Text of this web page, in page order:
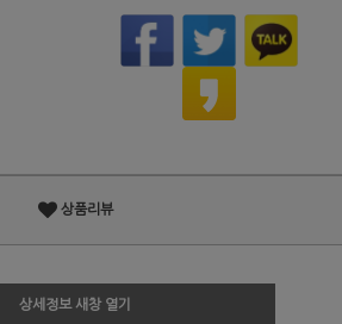
상품리뷰
상세정보 새창 열기